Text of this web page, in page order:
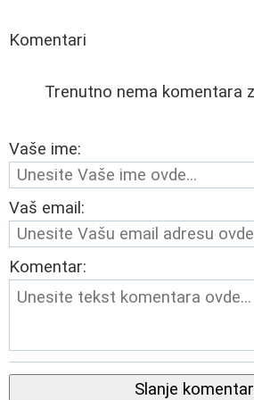
Komentari
Trenutno nema komentara
Vaše ime:
Vaš email:
Komentar:
Slanje